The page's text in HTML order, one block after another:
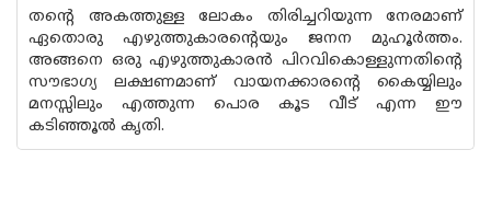
തന്റെ അകത്തുള്ള ലോകം തിരിച്ചറിയുന്ന നേരമാണ്
ഏതൊരു എഴുത്തുകാരന്റെയും ജനന മുഹൂര്‍ത്തം.
അങ്ങനെ ഒരു എഴുത്തുകാരന്‍ പിറവികൊള്ളുന്നതിന്റെ
സൗഭാഗ്യ ലക്ഷണമാണ് വായനക്കാരന്റെ കൈയ്യിലും
മനസ്സിലും എത്തുന്ന പൊര കൂട വീട് എന്ന ഈ
കടിഞ്ഞൂല്‍ കൃതി.